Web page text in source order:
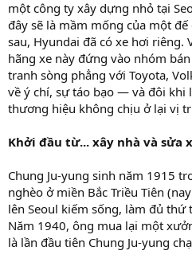
một công ty xây dựng nhỏ tại
đây sẽ là mầm mống của một
sau, Hyundai đã có xe hơi riêng.
hãng xe này đứng vào nhóm
tranh sòng phẳng với Toyota,
về ý chí, sự táo bạo — và đôi
thương hiệu không chịu ở lại vị
Khởi đầu từ... xây nhà và sửa
Chung Ju-yung sinh năm 1915
nghèo ở miền Bắc Triều Tiên
lên Seoul kiếm sống, làm đủ thứ
Năm 1940, ông mua lại một
là lần đầu tiên Chung Ju-yung